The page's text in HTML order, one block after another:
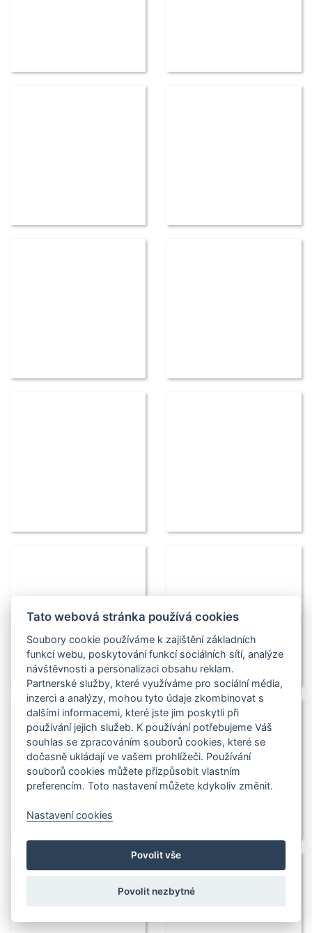
Tato webová stránka používá cookies
Soubory cookie používáme k zajištění základních
funkcí webu, poskytování funkcí sociálních sítí, analýze
návštěvnosti a personalizaci obsahu reklam.
Partnerské služby, které využíváme pro sociální média,
inzerci a analýzy, mohou tyto údaje zkombinovat s
dalšími informacemi, které jste jim poskytli při
používání jejich služeb. K používání potřebujeme Váš
souhlas se zpracováním souborů cookies, které se
dočasně ukládají ve vašem prohlížeči. Používání
souborů cookies můžete přizpůsobit vlastním
preferencím. Toto nastavení můžete kdykoliv změnit.
Nastavení cookies
Povolit vše
Povolit nezbytné